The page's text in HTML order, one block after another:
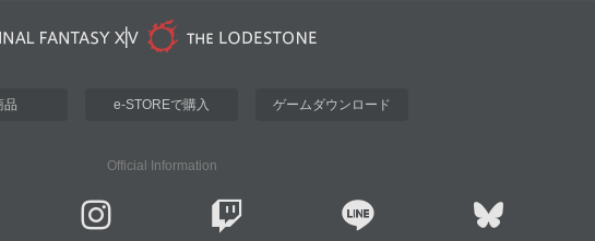
品 e-STOREで購入 ゲームダウンロード
Official Information